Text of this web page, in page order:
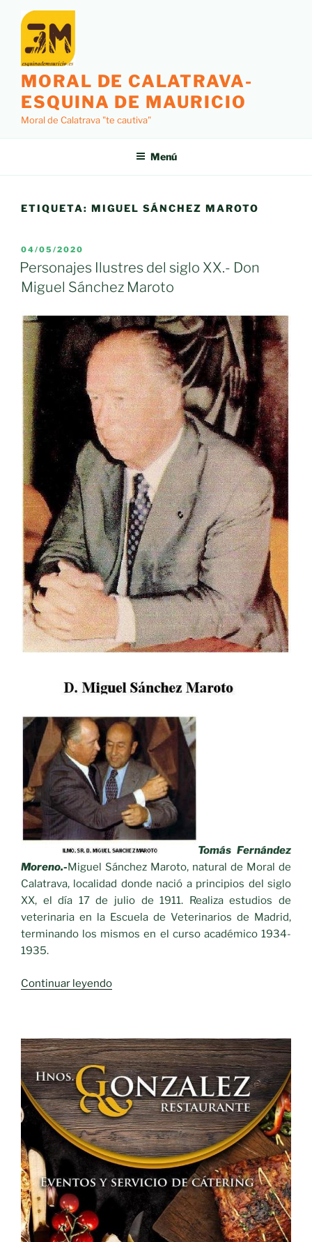
contenido
MORAL DE CALATRAVA-
ESQUINA DE MAURICIO
Moral de Calatrava "te cautiva"
Menú
ETIQUETA: MIGUEL SÁNCHEZ MAROTO
PUBLICADO
EL
04/05/2020
Personajes Ilustres del siglo XX.- Don
Miguel Sánchez Maroto
Tomás Fernández
Moreno.-Miguel Sánchez Maroto, natural de Moral de
Calatrava, localidad donde nació a principios del siglo
XX, el día 17 de julio de 1911. Realiza estudios de
veterinaria en la Escuela de Veterinarios de Madrid,
terminando los mismos en el curso académico 1934-
1935.
Continuar leyendo«Personajes
XX.-
Don
Miguel
Sánchez
Maroto»